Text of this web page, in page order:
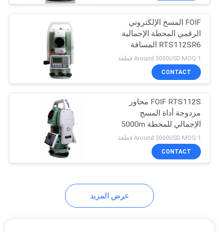
محول تريبراش
حوامل أدوات
10
FOIF المسح الإلكتروني
الرقمي المحطة الإجمالية
RTS112SR6 المسافة
بدون عاكس 600m
Around 3000USD MOQ:1 قطعة
CONTACT
FOIF RTS112S محاور
مزدوجة أداة المسح
الإجمالي للمحطة 5000m
نظارة واحدة
Around 3000USD MOQ:1 قطعة
CONTACT
عرض المزيد